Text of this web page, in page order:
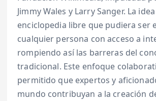
Jimmy Wales y Larry Sanger. La
enciclopedia libre que pudiera ser
cualquier persona con acceso a
rompiendo así las barreras del
tradicional. Este enfoque
permitido que expertos y
mundo contribuyan a la creación